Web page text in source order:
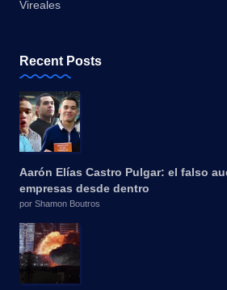
Vireales
Recent Posts
Aarón Elías Castro Pulgar: el falso
empresas desde dentro
por Shamon Boutros